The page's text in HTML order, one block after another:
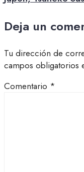
Deja un
Tu dirección de
campos obligatorios
Comentario *